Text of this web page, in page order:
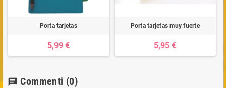
Porta tarjetas
5,99 €
Porta tarjetas muy fuerte
5,95 €
chat Commenti (0)